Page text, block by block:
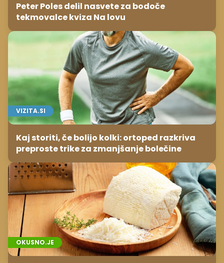
Peter Poles delil nasvete za bodoče
tekmovalce kviza Na lovu
VIZITA.SI
Kaj storiti, če bolijo kolki: ortoped razkriva
preproste trike za zmanjšanje bolečine
OKUSNO.JE